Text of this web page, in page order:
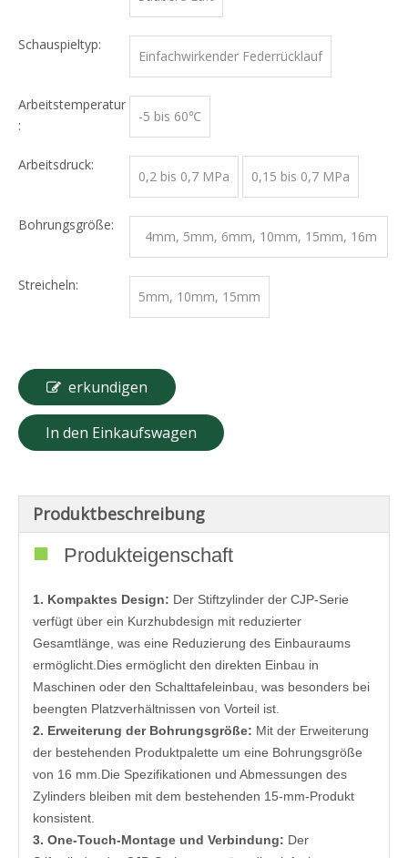
Schauspieltyp:
Einfachwirkender Federrücklauf
Arbeitstemperatur
:
-5 bis 60℃
Arbeitsdruck:
0,2 bis 0,7 MPa 0,15 bis 0,7 MPa
Bohrungsgröße:
4mm, 5mm, 6mm, 10mm, 15mm, 16m
Streicheln:
5mm, 10mm, 15mm
erkundigen
In den Einkaufswagen
Produktbeschreibung
■ Produkteigenschaft
1. Kompaktes Design: Der Stiftzylinder der CJP-Serie
verfügt über ein Kurzhubdesign mit reduzierter
Gesamtlänge, was eine Reduzierung des Einbauraums
ermöglicht.Dies ermöglicht den direkten Einbau in
Maschinen oder den Schalttafeleinbau, was besonders bei
beengten Platzverhältnissen von Vorteil ist.
2. Erweiterung der Bohrungsgröße: Mit der Erweiterung
der bestehenden Produktpalette um eine Bohrungsgröße
von 16 mm.Die Spezifikationen und Abmessungen des
Zylinders bleiben mit dem bestehenden 15-mm-Produkt
konsistent.
3. One-Touch-Montage und Verbindung: Der